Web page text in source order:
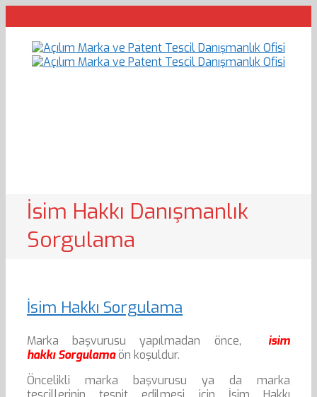
İsim Hakkı Danışmanlık
Sorgulama
İsim Hakkı Sorgulama
Marka başvurusu yapılmadan önce,
isim
hakkı Sorgulamaön koşuldur.
Öncelikli marka başvurusu ya da marka